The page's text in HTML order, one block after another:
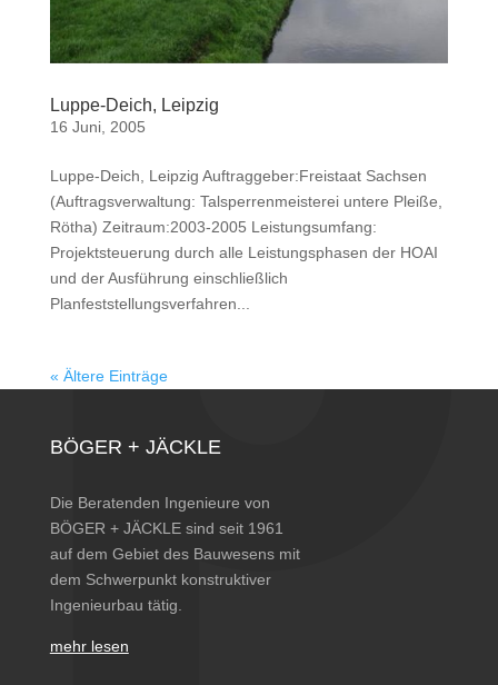
Luppe-Deich, Leipzig
16 Juni, 2005
Luppe-Deich, Leipzig Auftraggeber:Freistaat Sachsen
(Auftragsverwaltung: Talsperrenmeisterei untere Pleiße,
Rötha) Zeitraum:2003-2005 Leistungsumfang:
Projektsteuerung durch alle Leistungsphasen der HOAI
und der Ausführung einschließlich
Planfeststellungsverfahren...
« Ältere Einträge
BÖGER + JÄCKLE
Die Beratenden Ingenieure von
BÖGER + JÄCKLE sind seit 1961
auf dem Gebiet des Bauwesens mit
dem Schwerpunkt konstruktiver
Ingenieurbau tätig.
mehr lesen